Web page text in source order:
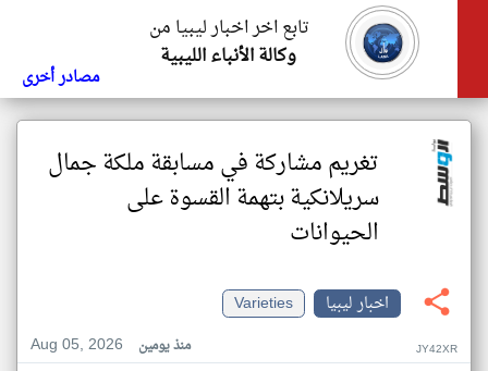
تابع اخر اخبار ليبيا من
وكالة الأنباء الليبية
مصادر أخرى
تغريم مشاركة في مسابقة ملكة جمال
سريلانكية بتهمة القسوة على
الحيوانات
اخبار ليبيا
Varieties
Aug 05, 2026
منذ يومين JY42XR